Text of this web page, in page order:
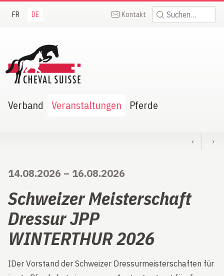
FR DE Kontakt Suchen:
Suisse
Verband Veranstaltungen Pferde
‹ ›
14.08.2026 – 16.08.2026
Schweizer Meisterschaft
Dressur JPP
WINTERTHUR 2026
IDer Vorstand der Schweizer Dressurmeisterschaften für